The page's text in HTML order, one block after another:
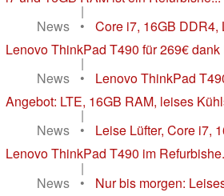
|
News
•
Core i7, 16GB DDR4,
Lenovo ThinkPad T490 für 269€ dank
|
News
•
Lenovo ThinkPad
Angebot: LTE, 16GB RAM, leises
|
News
•
Leise Lüfter, Core i7,
Lenovo ThinkPad T490 im
|
News
•
Nur bis morgen: